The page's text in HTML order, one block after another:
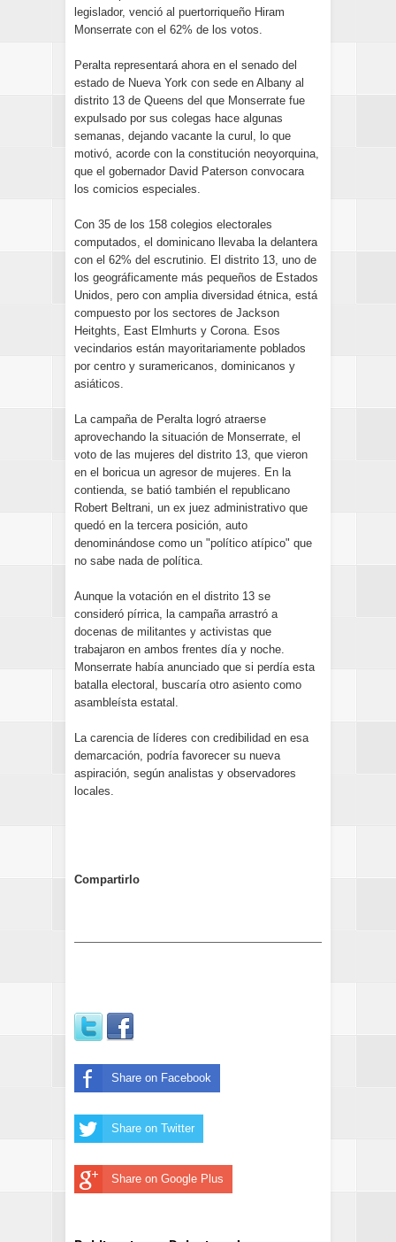
legislador, venció al puertorriqueño Hiram
Monserrate con el 62% de los votos.
Peralta representará ahora en el senado del
estado de Nueva York con sede en Albany al
distrito 13 de Queens del que Monserrate fue
expulsado por sus colegas hace algunas
semanas, dejando vacante la curul, lo que
motivó, acorde con la constitución neoyorquina,
que el gobernador David Paterson convocara
los comicios especiales.
Con 35 de los 158 colegios electorales
computados, el dominicano llevaba la delantera
con el 62% del escrutinio. El distrito 13, uno de
los geográficamente más pequeños de Estados
Unidos, pero con amplia diversidad étnica, está
compuesto por los sectores de Jackson
Heitghts, East Elmhurts y Corona. Esos
vecindarios están mayoritariamente poblados
por centro y suramericanos, dominicanos y
asiáticos.
La campaña de Peralta logró atraerse
aprovechando la situación de Monserrate, el
voto de las mujeres del distrito 13, que vieron
en el boricua un agresor de mujeres. En la
contienda, se batió también el republicano
Robert Beltrani, un ex juez administrativo que
quedó en la tercera posición, auto
denominándose como un "político atípico" que
no sabe nada de política.
Aunque la votación en el distrito 13 se
consideró pírrica, la campaña arrastró a
docenas de militantes y activistas que
trabajaron en ambos frentes día y noche.
Monserrate había anunciado que si perdía esta
batalla electoral, buscaría otro asiento como
asambleísta estatal.
La carencia de líderes con credibilidad en esa
demarcación, podría favorecer su nueva
aspiración, según analistas y observadores
locales.
Compartirlo
Share on Facebook
Share on Twitter
Share on Google Plus